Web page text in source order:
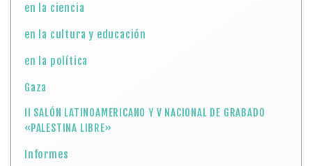
en la ciencia
en la cultura y educación
en la política
Gaza
II SALÓN LATINOAMERICANO Y V NACIONAL DE GRABADO
«PALESTINA LIBRE»
Informes